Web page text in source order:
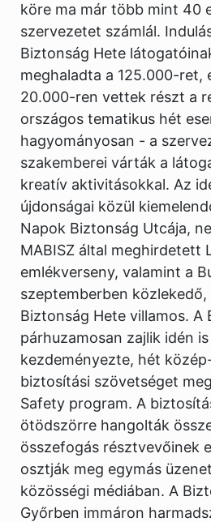
köre ma már több mint 40
szervezetet számlál.
Biztonság Hete
meghaladta a 125.000-ret,
20.000-ren vettek részt a
országos tematikus hét
hagyományosan - a
szakemberei várták a
kreatív aktivitásokkal. Az
újdonságai közül
Napok Biztonság Utcája,
MABISZ által meghirdetett
emlékverseny, valamint a
szeptemberben
Biztonság Hete villamos. A
párhuzamosan zajlik idén is
kezdeményezte, hét
biztosítási szövetséget
Safety program. A
ötödszörre hangolták
összefogás résztvevőinek
osztják meg egymás
közösségi médiában. A
Győrben immáron